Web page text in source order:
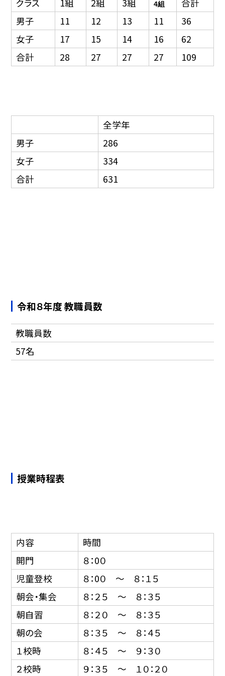
クラス 1組 2組 3組 4組
合計
男子
11 12 13 11
36
女子
17 15 14 16
62
合計
28 27 27 27 109
全学年
男子
286
女子
334
合計
631
令和８年度 教職員数
教職員数
57名
授業時程表
内容
時間
開門
８：0０
児童登校
８：0０ 〜 ８：１５
朝会・集会
８：２５ 〜 ８：３５
朝自習
８：２０ 〜 ８：３５
朝の会
８：３５ 〜 ８：４５
１校時
８：４５ 〜 ９：３０
２校時
９：３５ 〜 １０：２０